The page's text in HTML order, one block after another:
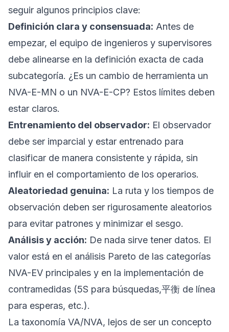
seguir algunos principios clave:
Definición clara y consensuada: Antes de
empezar, el equipo de ingenieros y supervisores
debe alinearse en la definición exacta de cada
subcategoría. ¿Es un cambio de herramienta un
NVA-E-MN o un NVA-E-CP? Estos límites deben
estar claros.
Entrenamiento del observador: El observador
debe ser imparcial y estar entrenado para
clasificar de manera consistente y rápida, sin
influir en el comportamiento de los operarios.
Aleatoriedad genuina: La ruta y los tiempos de
observación deben ser rigurosamente aleatorios
para evitar patrones y minimizar el sesgo.
Análisis y acción: De nada sirve tener datos. El
valor está en el análisis Pareto de las categorías
NVA-EV principales y en la implementación de
contramedidas (5S para búsquedas,平衡 de línea
para esperas, etc.).
La taxonomía VA/NVA, lejos de ser un concepto